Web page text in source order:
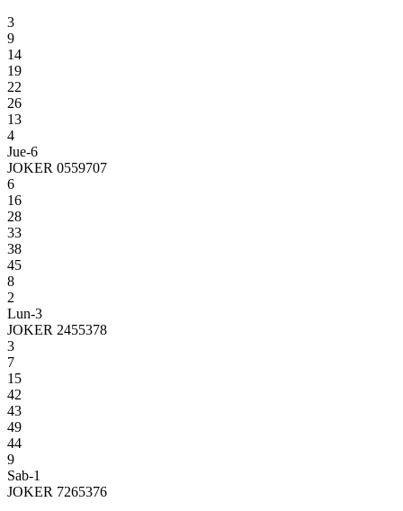
3
9
14
19
22
26
13
4
Jue-6
JOKER 0559707
6
16
28
33
38
45
8
2
Lun-3
JOKER 2455378
3
7
15
42
43
49
44
9
Sab-1
JOKER 7265376